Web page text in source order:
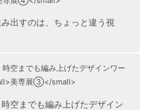
出すのは、ちょっと違う視
空までも編み上げたデザイン